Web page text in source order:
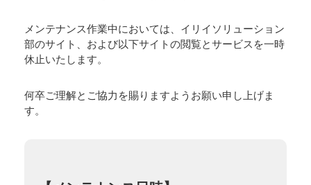
メンテナンス作業中においては、イリイソリューション
部のサイト、および以下サイトの閲覧とサービスを一時
休止いたします。
何卒ご理解とご協力を賜りますようお願い申し上げま
す。